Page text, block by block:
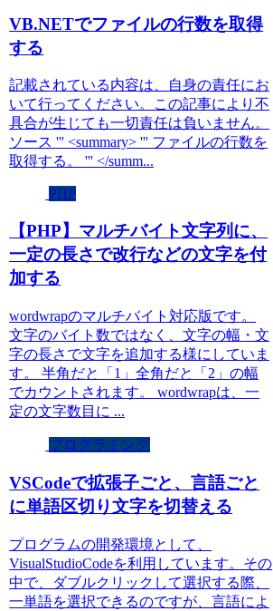
VB.NETでファイルの行数を取得
する
記載されている内容は、自身の責任にお
いて行ってください。この記事により不
具合が生じても一切責任は負いません。
ソース ''' <summary> ''' ファイルの行数を
取得する。 ''' </summ...
PHP
【PHP】マルチバイト文字列に、
一定の長さで改行などの文字を付
加する
wordwrapのマルチバイト対応版です。
文字のバイト数ではなく、文字の幅・文
字の長さで文字を追加する様にしていま
す。 半角だと「1」全角だと「2」の幅
でカウントされます。 wordwrapは、一
定の文字数目に ...
プログラミング
VSCodeで拡張子ごと、言語ごと
に単語区切り文字を切替える
プログラムの開発環境として、
VisualStudioCodeを利用しています。その
中で、ダブルクリックして選択する際、
一単語を選択できるのですが、言語によ